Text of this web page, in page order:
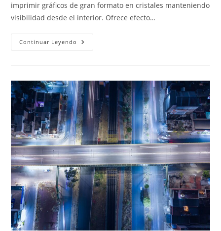
imprimir gráficos de gran formato en cristales manteniendo
visibilidad desde el interior. Ofrece efecto…
Continuar Leyendo Microperforado
Y